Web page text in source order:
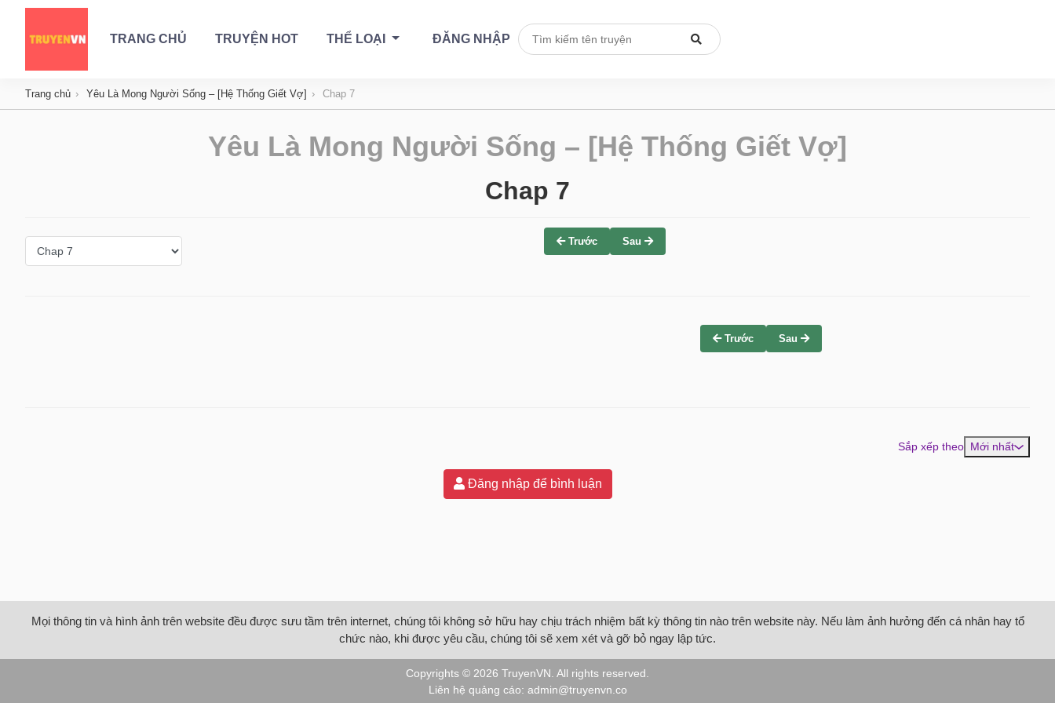
TRANG CHỦ TRUYỆN HOT THỂ LOẠI ĐĂNG NHẬP
Trang chủ Yêu Là Mong Người Sống – [Hệ Thống Giết Vợ] Chap 7
Yêu Là Mong Người Sống – [Hệ Thống Giết Vợ]
Chap 7
Trước Sau
Trước Sau
Sắp xếp theo Mới nhất
Đăng nhập để bình luận
Mọi thông tin và hình ảnh trên website đều được sưu tầm trên internet, chúng tôi không sở hữu hay chịu trách nhiệm bất kỳ thông tin nào trên website này. Nếu làm ảnh hưởng đến cá nhân hay tổ
chức nào, khi được yêu cầu, chúng tôi sẽ xem xét và gỡ bỏ ngay lập tức.
Copyrights © 2026 TruyenVN . All rights reserved.
Liên hệ quảng cáo: admin@truyenvn.co